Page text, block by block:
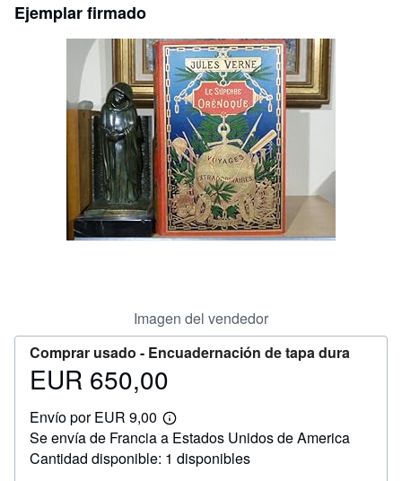
Vendedores
Comenzar a vender
CERRAR
Ejemplar firmado
Imagen del vendedor
Comprar usado - Encuadernación de tapa dura
Precio
650,00
EUR 650,00
Envío por EUR 9,00
Más
información
sobre
las
Se envía de Francia a Estados Unidos de America
Cantidad disponible: 1 disponibles